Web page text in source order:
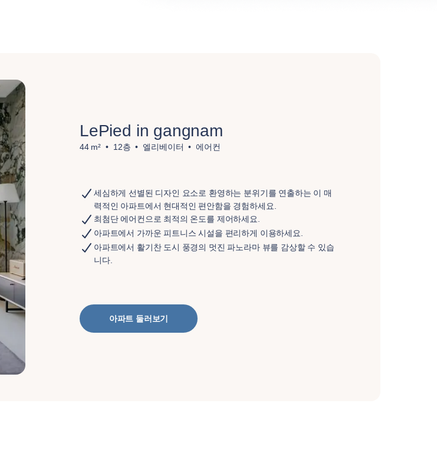
LePied in gangnam
44 m² 12층 엘리베이터 에어컨
세심하게 선별된 디자인 요소로 환영하는 분위기를 연출하는 이 매
력적인 아파트에서 현대적인 편안함을 경험하세요.
최첨단 에어컨으로 최적의 온도를 제어하세요.
아파트에서 가까운 피트니스 시설을 편리하게 이용하세요.
아파트에서 활기찬 도시 풍경의 멋진 파노라마 뷰를 감상할 수 있습
니다.
아파트 둘러보기